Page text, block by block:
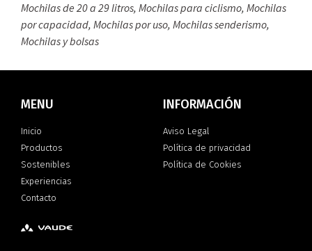
Mochilas de 20 a 29 litros, Mochilas para ciclismo, Mochilas
por capacidad, Mochilas por uso, Mochilas senderismo,
Mochilas y bolsas
MENU
Inicio
Productos
Sostenibles
Experiencias
Contacto
INFORMACIÓN
Aviso Legal
Política de privacidad
Política de Cookies